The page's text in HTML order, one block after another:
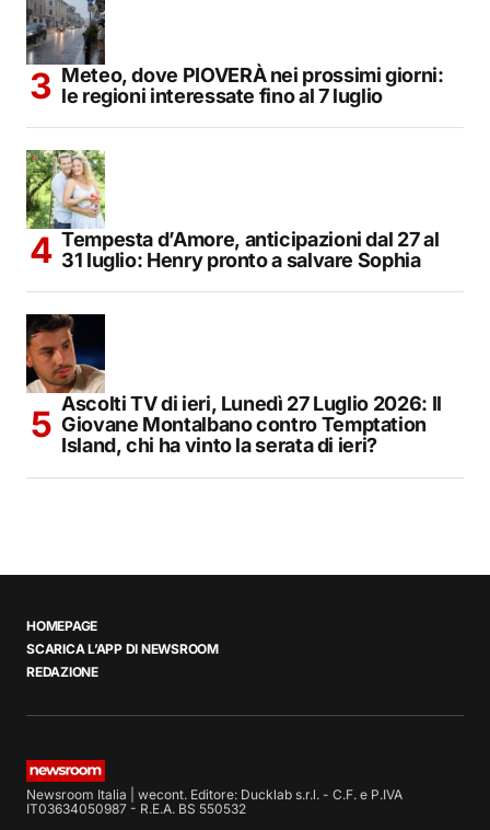
Meteo, dove PIOVERÀ nei prossimi giorni:
le regioni interessate fino al 7 luglio
Tempesta d’Amore, anticipazioni dal 27 al
31 luglio: Henry pronto a salvare Sophia
Ascolti TV di ieri, Lunedì 27 Luglio 2026: Il
Giovane Montalbano contro Temptation
Island, chi ha vinto la serata di ieri?
HOMEPAGE
SCARICA L’APP DI NEWSROOM
REDAZIONE
Newsroom Italia | wecont. Editore: Ducklab s.r.l. - C.F. e P.IVA
IT03634050987 - R.E.A. BS 550532